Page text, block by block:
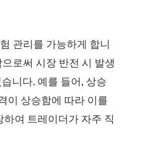
관리를 가능하게 합니
로써 시장 반전 시 발생
니다. 예를 들어, 상승
이 상승함에 따라 이를
여 트레이더가 자주 직